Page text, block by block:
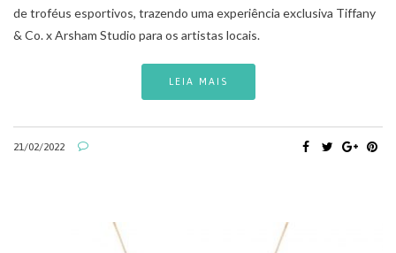
de troféus esportivos, trazendo uma experiência exclusiva Tiffany
& Co. x Arsham Studio para os artistas locais.
LEIA MAIS
21/02/2022